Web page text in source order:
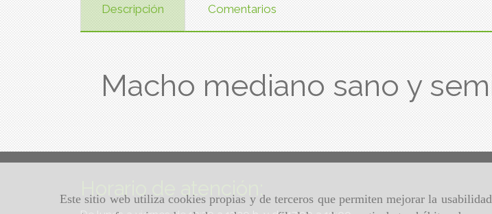
Este sitio web utiliza cookies propias y de terceros que permiten mejorar la
Descripción Comentarios
Macho mediano sano y
Horario de atención: